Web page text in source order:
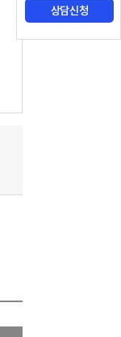
상담신청